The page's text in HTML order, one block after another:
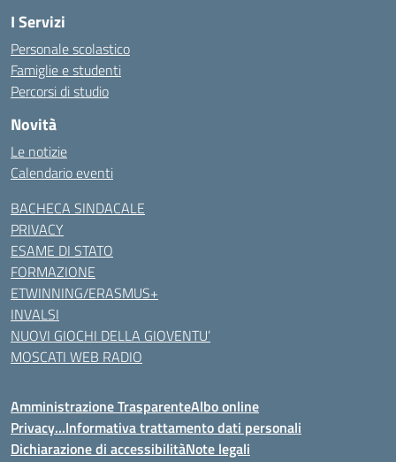
I Servizi
Personale scolastico
Famiglie e studenti
Percorsi di studio
Novità
Le notizie
Calendario eventi
BACHECA SINDACALE
PRIVACY
ESAME DI STATO
FORMAZIONE
ETWINNING/ERASMUS+
INVALSI
NUOVI GIOCHI DELLA GIOVENTU’
MOSCATI WEB RADIO
Amministrazione TrasparenteAlbo online
Privacy…Informativa trattamento dati personali
Dichiarazione di accessibilitàNote legali